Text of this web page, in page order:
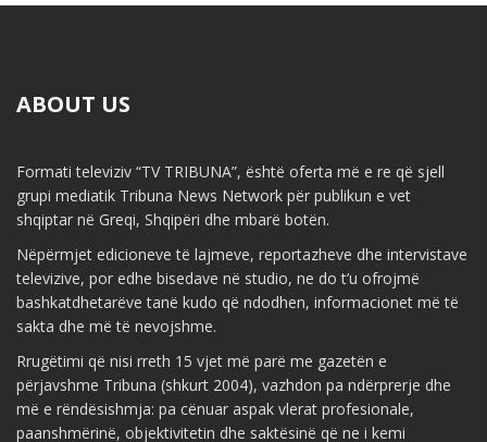
ABOUT US
Formati televiziv “TV TRIBUNA”, është oferta më e re që sjell
grupi mediatik Tribuna News Network për publikun e vet
shqiptar në Greqi, Shqipëri dhe mbarë botën.
Nëpërmjet edicioneve të lajmeve, reportazheve dhe intervistave
televizive, por edhe bisedave në studio, ne do t’u ofrojmë
bashkatdhetarëve tanë kudo që ndodhen, informacionet më të
sakta dhe më të nevojshme.
Rrugëtimi që nisi rreth 15 vjet më parë me gazetën e
përjavshme Tribuna (shkurt 2004), vazhdon pa ndërprerje dhe
më e rëndësishmja: pa cënuar aspak vlerat profesionale,
paanshmërinë, objektivitetin dhe saktësinë që ne i kemi